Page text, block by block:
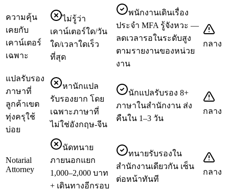
ความคุ้น
เคยกับ
เคาน์เตอร์
เฉพาะ
ไม่รู้ว่า
เคาน์เตอร์ใด/วัน
ใด/เวลาใดเร็ว
ที่สุด
พนักงานเดินเรื่อง
ประจำ MFA รู้จังหวะ —
ลดเวลารอในระดับสูง
ตามรายงานของหน่วย
งาน
กลาง
แปลรับรอง
ภาษาที่
ลูกค้าเขต
ทุ่งครุใช้
บ่อย
หานักแปล
รับรองยาก โดย
เฉพาะภาษาที่
ไม่ใช่อังกฤษ-จีน
นักแปลรับรอง 8+
ภาษาในสำนักงาน ส่ง
คืนใน 1–3 วัน
กลาง
Notarial
Attorney
นัดทนาย
ภายนอกแยก
1,000–2,000 บาท
+ เดินทางอีกรอบ
ทนายรับรองใน
สำนักงานเดียวกัน เซ็น
ต่อหน้าทันที
กลาง